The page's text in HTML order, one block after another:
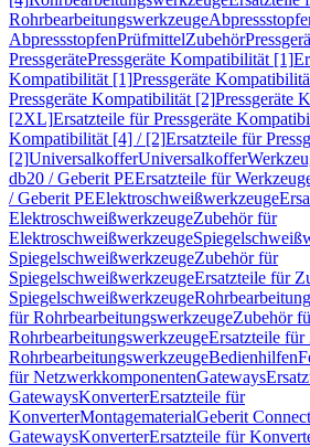
Rohrbearbeitungswerkzeuge
AbpressstopfenPrüfmittelZubehör
PressgerätePressgeräte Kompatibilität [1]
Kompatibilität [1]Pressgeräte
Pressgeräte Kompatibilität [2]Pressgeräte
[2XL]Ersatzteile für Pressgeräte
Kompatibilität [4] / [2]Ersatzteile für
[2]UniversalkofferUniversalkoffer
db20 / Geberit PEErsatzteile für
/ Geberit PEElektroschweißwerkzeuge
ElektroschweißwerkzeugeZubehör für
Elektroschweißwerkzeuge
SpiegelschweißwerkzeugeZubehör für
SpiegelschweißwerkzeugeErsatzteile für
Spiegelschweißwerkzeuge
für RohrbearbeitungswerkzeugeZubehör
RohrbearbeitungswerkzeugeErsatzteile
RohrbearbeitungswerkzeugeBedienhilfen
für NetzwerkkomponentenGateways
GatewaysKonverterErsatzteile für
KonverterMontagematerialGeberit Connect
GatewaysKonverterErsatzteile für